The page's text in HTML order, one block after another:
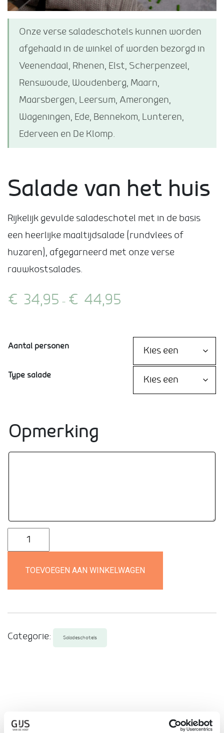
Onze verse saladeschotels kunnen worden
afgehaald in de winkel of worden bezorgd in
Veenendaal, Rhenen, Elst, Scherpenzeel,
Renswoude, Woudenberg, Maarn,
Maarsbergen, Leersum, Amerongen,
Wageningen, Ede, Bennekom, Lunteren,
Ederveen en De Klomp.
Salade van het huis
Rijkelijk gevulde saladeschotel met in de basis
een heerlijke maaltijdsalade (rundvlees of
huzaren), afgegarneerd met onze verse
rauwkostsalades.
€ 34,95 - € 44,95
€44,95
Aantal personen
Type salade
Opmerking
Salade
van
huis
TOEVOEGEN AAN WINKELWAGEN
Categorie: Saladeschotels
Thuis laten bezorgen